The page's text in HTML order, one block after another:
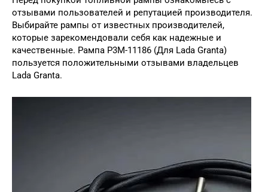
отзывами пользователей и репутацией производителя.
Выбирайте рампы от известных производителей,
которые зарекомендовали себя как надежные и
качественные. Рампа P3M-11186 (Для Lada Granta)
пользуется положительными отзывами владельцев
Lada Granta.